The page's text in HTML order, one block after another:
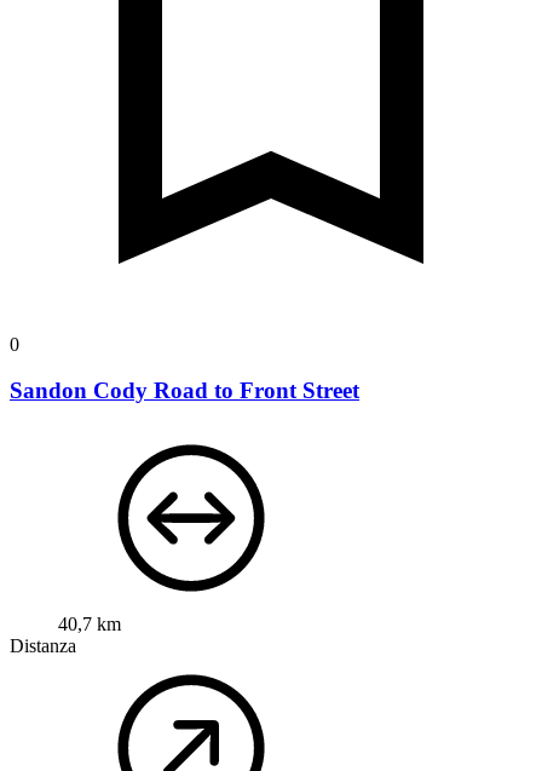
0
Sandon Cody Road to Front Street
40,7 km
Distanza